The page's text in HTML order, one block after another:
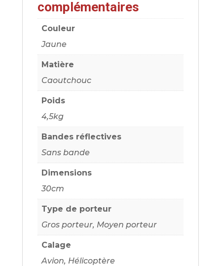
complémentaires
Couleur
Jaune
Matière
Caoutchouc
Poids
4,5kg
Bandes réflectives
Sans bande
Dimensions
30cm
Type de porteur
Gros porteur, Moyen porteur
Calage
Avion, Hélicoptère